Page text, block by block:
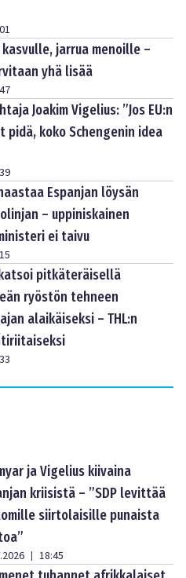
kasvulle, jarrua menoille –
yhä lisää
Joakim Vigelius: ”Jos EU:n
pidä, koko Schengenin idea
Espanjan löysän
– uppiniskainen
ei taivu
pitkäteräisellä
ryöstön tehneen
alaikäiseksi – THL:n
ja Vigelius kiivaina
kriisistä – ”SDP levittää
siirtolaisille punaista
| 18:45